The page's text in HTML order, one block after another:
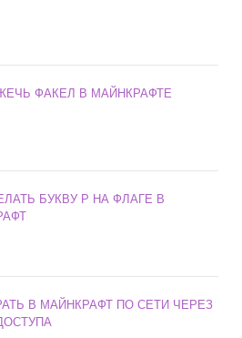
ФАКЕЛ В МАЙНКРАФТЕ
БУКВУ Р НА ФЛАГЕ В
В МАЙНКРАФТ ПО СЕТИ ЧЕРЕЗ